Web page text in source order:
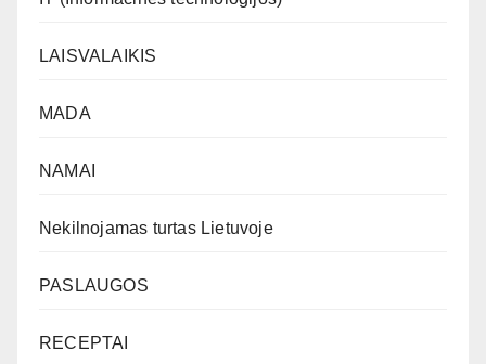
LAISVALAIKIS
MADA
NAMAI
Nekilnojamas turtas Lietuvoje
PASLAUGOS
RECEPTAI